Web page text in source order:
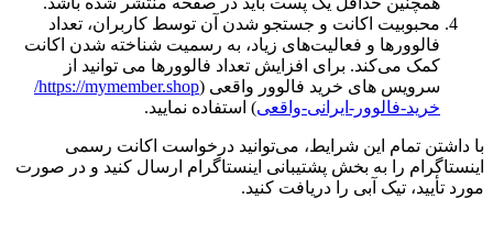
محبوبیت اکانت و جستجو شدن آن توسط کاربران، تعداد
فالوورها و فعالیت‌های زیاد، به رسمیت شناخته شدن اکانت
کمک می‌کند. برای افزایش تعداد فالوورها می توانید از
سرویس های خرید فالوور واقعی (
https://mymember.shop/
خرید-فالوور-ایرانی-واقعی) استفاده نمایید.
با داشتن تمام این شرایط، می‌توانید درخواست اکانت رسمی
اینستاگرام را به بخش پشتیبانی اینستاگرام ارسال کنید و در صورت
مورد تأیید، تیک آبی را دریافت کنید.